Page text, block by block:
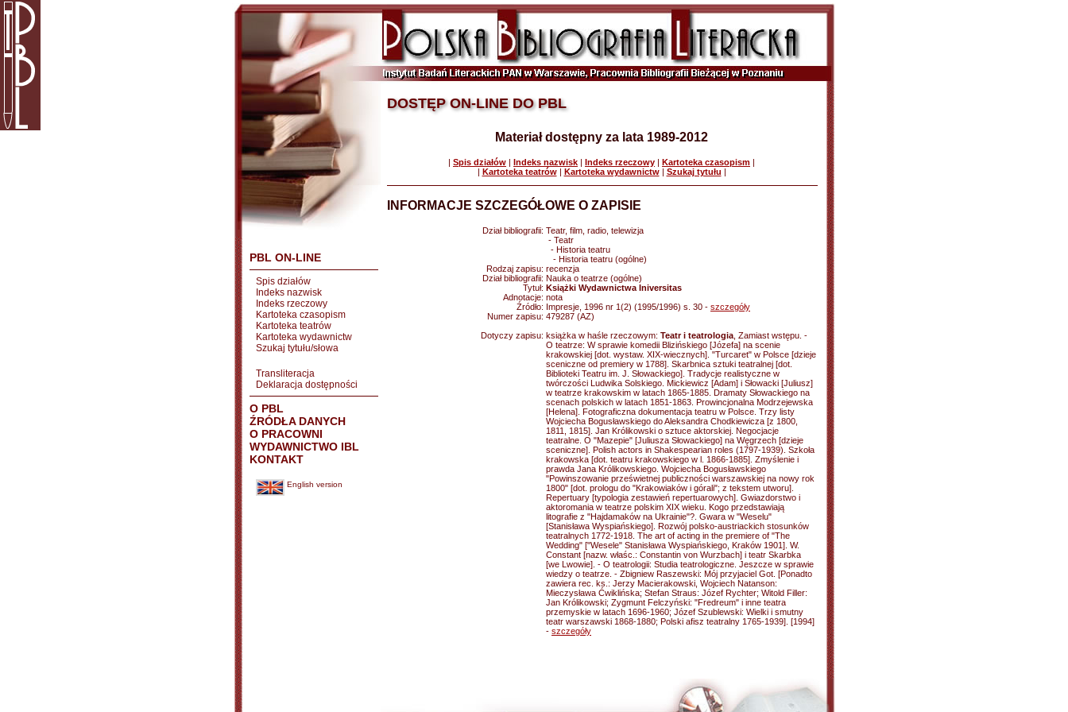
PBL ON-LINE
Spis działów
Indeks nazwisk
Indeks rzeczowy
Kartoteka czasopism
Kartoteka teatrów
Kartoteka wydawnictw
Szukaj tytułu/słowa
Transliteracja
Deklaracja dostępności
O PBL
ŹRÓDŁA DANYCH
O PRACOWNI
WYDAWNICTWO IBL
KONTAKT
English version
DOSTĘP ON-LINE DO PBL
Materiał dostępny za lata 1989-2012
| Spis działów | Indeks nazwisk | Indeks rzeczowy | Kartoteka czasopism |
| Kartoteka teatrów| Kartoteka wydawnictw| Szukaj tytułu |
INFORMACJE SZCZEGÓŁOWE O ZAPISIE
Dział bibliografii: Teatr, film, radio, telewizja
- Teatr
- Historia teatru
- Historia teatru (ogólne)
Rodzaj zapisu: recenzja
Dział bibliografii: Nauka o teatrze (ogólne)
Tytuł: Książki Wydawnictwa Iniversitas
Adnotacje: nota
Źródło: Impresje, 1996 nr 1(2) (1995/1996) s. 30 - szczegóły
Numer zapisu: 479287 (AZ)
Dotyczy zapisu: książka w haśle rzeczowym: Teatr i teatrologia , Zamiast wstępu. -
O teatrze: W sprawie komedii Blizińskiego [Józefa] na scenie
krakowskiej [dot. wystaw. XIX-wiecznych]. "Turcaret" w Polsce [dzieje
sceniczne od premiery w 1788]. Skarbnica sztuki teatralnej [dot.
Biblioteki Teatru im. J. Słowackiego]. Tradycje realistyczne w
twórczości Ludwika Solskiego. Mickiewicz [Adam] i Słowacki [Juliusz]
w teatrze krakowskim w latach 1865-1885. Dramaty Słowackiego na
scenach polskich w latach 1851-1863. Prowincjonalna Modrzejewska
[Helena]. Fotograficzna dokumentacja teatru w Polsce. Trzy listy
Wojciecha Bogusławskiego do Aleksandra Chodkiewicza [z 1800,
1811, 1815]. Jan Królikowski o sztuce aktorskiej. Negocjacje
teatralne. O "Mazepie" [Juliusza Słowackiego] na Węgrzech [dzieje
sceniczne]. Polish actors in Shakespearian roles (1797-1939). Szkoła
krakowska [dot. teatru krakowskiego w l. 1866-1885]. Zmyślenie i
prawda Jana Królikowskiego. Wojciecha Bogusławskiego
"Powinszowanie prześwietnej publiczności warszawskiej na nowy rok
1800" [dot. prologu do "Krakowiaków i górali"; z tekstem utworu].
Repertuary [typologia zestawień repertuarowych]. Gwiazdorstwo i
aktoromania w teatrze polskim XIX wieku. Kogo przedstawiają
litografie z "Hajdamaków na Ukrainie"?. Gwara w "Weselu"
[Stanisława Wyspiańskiego]. Rozwój polsko-austriackich stosunków
teatralnych 1772-1918. The art of acting in the premiere of "The
Wedding" ["Wesele" Stanisława Wyspiańskiego, Kraków 1901]. W.
Constant [nazw. właśc.: Constantin von Wurzbach] i teatr Skarbka
[we Lwowie]. - O teatrologii: Studia teatrologiczne. Jeszcze w sprawie
wiedzy o teatrze. - Zbigniew Raszewski: Mój przyjaciel Got. [Ponadto
zawiera rec. ks.: Jerzy Macierakowski, Wojciech Natanson:
Mieczysława Ćwiklińska; Stefan Straus: Józef Rychter; Witold Filler:
Jan Królikowski; Zygmunt Felczyński: "Fredreum" i inne teatra
przemyskie w latach 1696-1960; Józef Szublewski: Wielki i smutny
teatr warszawski 1868-1880; Polski afisz teatralny 1765-1939]. [1994]
- szczegóły